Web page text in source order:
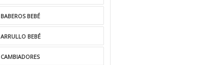
BABEROS BEBÉ
ARRULLO BEBÉ
CAMBIADORES